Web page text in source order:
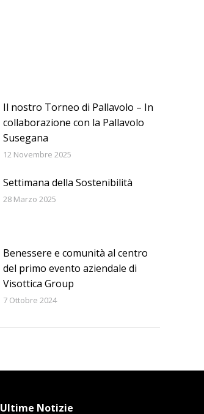
Il nostro Torneo di Pallavolo – In
collaborazione con la Pallavolo
Susegana
12 Novembre 2025
Settimana della Sostenibilità
28 Marzo 2025
Benessere e comunità al centro
del primo evento aziendale di
Visottica Group
7 Ottobre 2024
Ultime Notizie